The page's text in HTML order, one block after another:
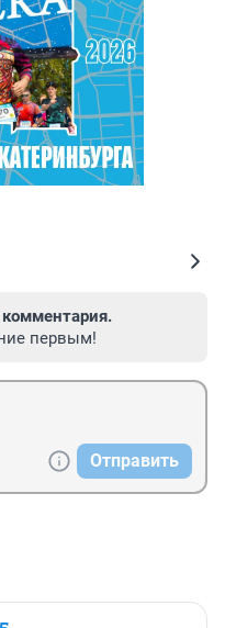
первым!
Отправить